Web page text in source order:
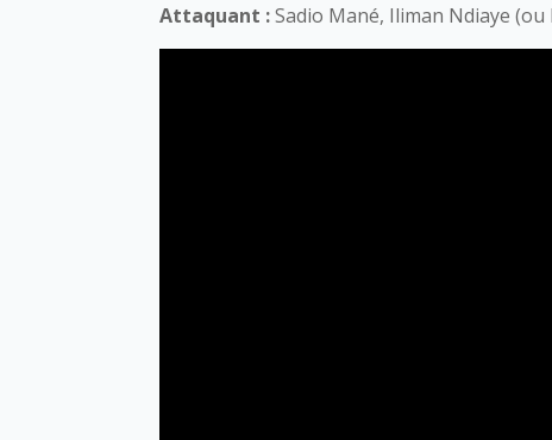
Attaquant :Sadio Mané, Iliman Ndiaye